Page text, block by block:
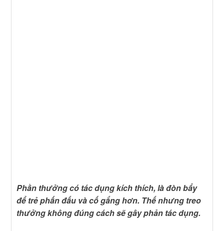
Phần thưởng có tác dụng kích thích, là đòn bẩy
để trẻ phấn đấu và cố gắng hơn. Thế nhưng treo
thưởng không đúng cách sẽ gây phản tác dụng.